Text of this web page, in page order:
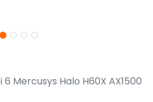
Mercusys Halo H60X AX1500